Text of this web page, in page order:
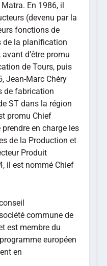
En 1986, il
(devenu par la
fonctions de
de la planification
d’être promu
de Tours, puis
Jean-Marc Chéry
de fabrication
ST dans la région
promu Chief
en charge les
de la Production et
Produit
il est nommé Chief
commune de
est membre du
européen
en